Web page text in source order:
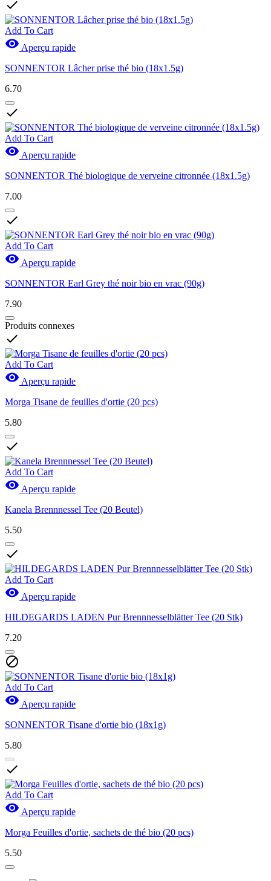

Add To Cart
 Aperçu rapide
SONNENTOR Lâcher prise thé bio (18x1.5g)
6.70

Add To Cart
 Aperçu rapide
SONNENTOR Thé biologique de verveine citronnée (18x1.5g)
7.00

Add To Cart
 Aperçu rapide
SONNENTOR Earl Grey thé noir bio en vrac (90g)
7.90
Produits connexes

Add To Cart
 Aperçu rapide
Morga Tisane de feuilles d'ortie (20 pcs)
5.80

Add To Cart
 Aperçu rapide
Kanela Brennnessel Tee (20 Beutel)
5.50

Add To Cart
 Aperçu rapide
HILDEGARDS LADEN Pur Brennnesselblätter Tee (20 Stk)
7.20

Add To Cart
 Aperçu rapide
SONNENTOR Tisane d'ortie bio (18x1g)
5.80

Add To Cart
 Aperçu rapide
Morga Feuilles d'ortie, sachets de thé bio (20 pcs)
5.50